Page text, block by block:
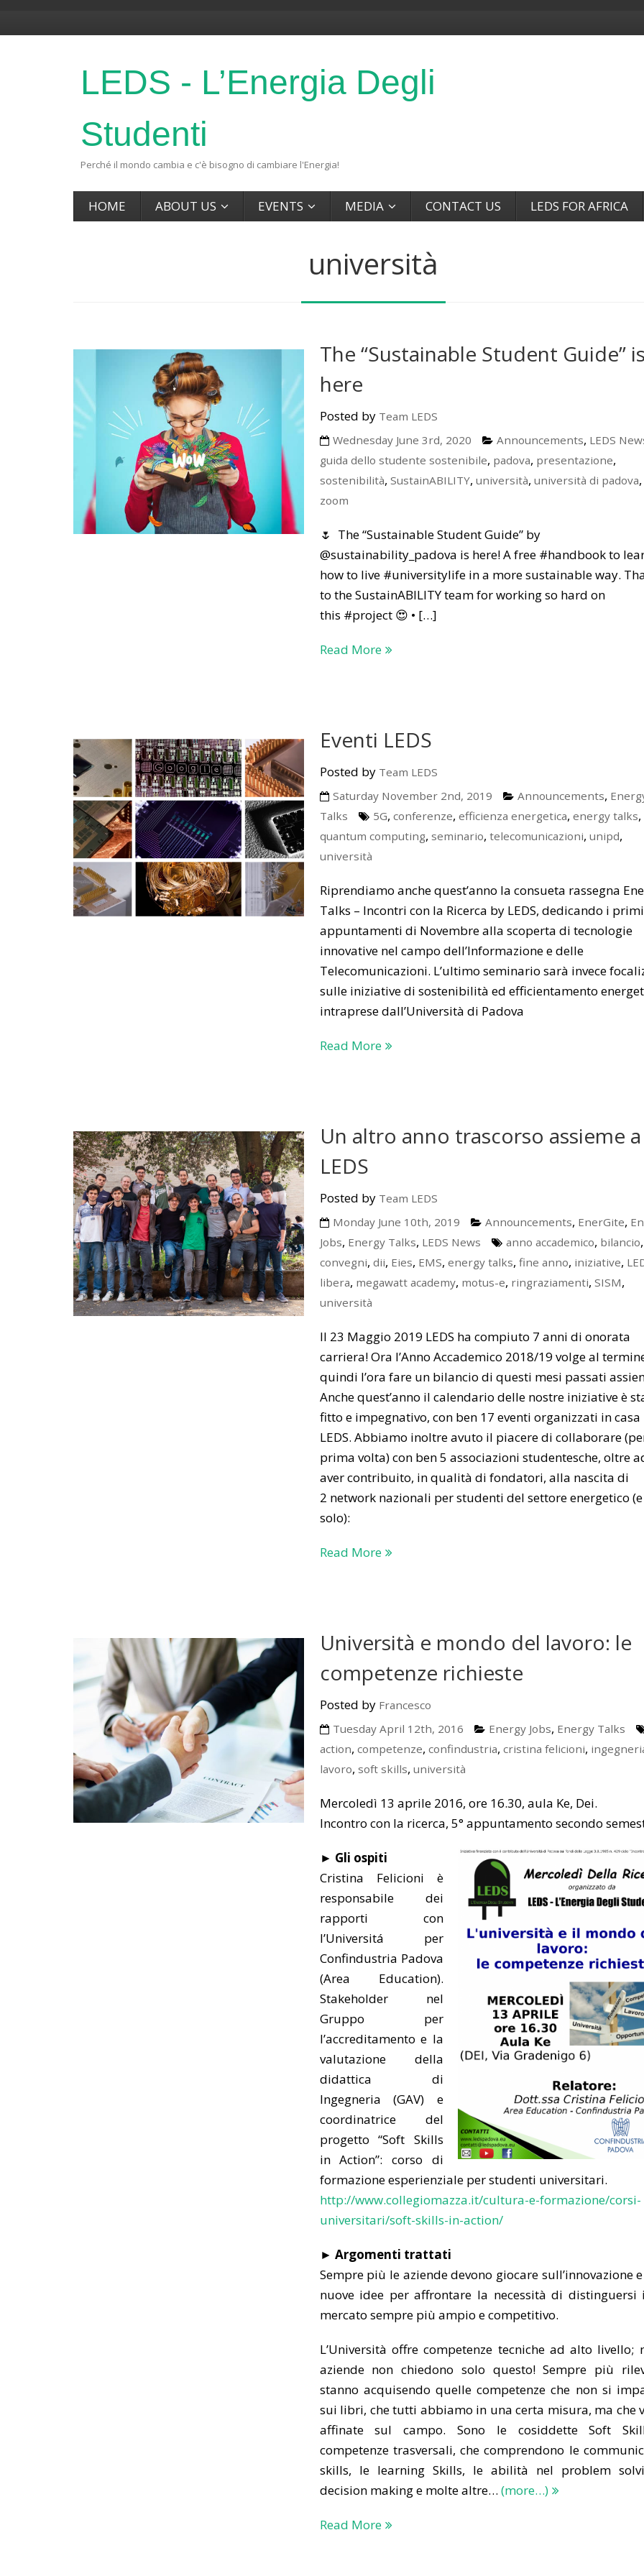
LEDS - L’Energia Degli
Studenti
Perché il mondo cambia e c'è bisogno di cambiare l'Energia!
HOME ABOUT US EVENTS MEDIA CONTACT US LEDS FOR AFRICA
università
The “Sustainable Student Guide” is
here
Posted by Team LEDS
Wednesday June 3rd, 2020
Announcements, LEDS
guida dello studente sostenibile, padova, presentazione,
sostenibilità, SustainABILITY, università, università di padova,
zoom
🌷 The “Sustainable Student Guide” by
@sustainability_padova is here! A free #handbook to
how to live #universitylife in a more sustainable way.
to the SustainABILITY team for working so hard on
this #project 😍 • […]
Read More
Eventi LEDS
Posted by Team LEDS
Saturday November 2nd, 2019
Announcements,
Talks
5G, conferenze, efficienza energetica, energy talks,
quantum computing, seminario, telecomunicazioni, unipd,
università
Riprendiamo anche quest’anno la consueta rassegna
Talks – Incontri con la Ricerca by LEDS, dedicando i
appuntamenti di Novembre alla scoperta di tecnologie
innovative nel campo dell’Informazione e delle
Telecomunicazioni. L’ultimo seminario sarà invece
sulle iniziative di sostenibilità ed efficientamento
intraprese dall’Università di Padova
Read More
Un altro anno trascorso assieme a
LEDS
Posted by Team LEDS
Monday June 10th, 2019
Announcements, EnerGite,
Jobs, Energy Talks, LEDS News anno accademico, bilancio,
convegni, dii, Eies, EMS, energy talks, fine anno, iniziative,
libera, megawatt academy, motus-e, ringraziamenti, SISM,
università
Il 23 Maggio 2019 LEDS ha compiuto 7 anni di onorata
carriera! Ora l’Anno Accademico 2018/19 volge al
quindi l’ora fare un bilancio di questi mesi passati
Anche quest’anno il calendario delle nostre iniziative è
fitto e impegnativo, con ben 17 eventi organizzati in casa
LEDS. Abbiamo inoltre avuto il piacere di collaborare
prima volta) con ben 5 associazioni studentesche, oltre
aver contribuito, in qualità di fondatori, alla nascita di
2 network nazionali per studenti del settore energetico
solo):
Read More
Università e mondo del lavoro: le
competenze richieste
Posted by Francesco
Tuesday April 12th, 2016
Energy Jobs, Energy Talks
action, competenze, confindustria, cristina felicioni,
lavoro, soft skills, università
Mercoledì 13 aprile 2016, ore 16.30, aula Ke, Dei.
Incontro con la ricerca, 5° appuntamento secondo
► Gli ospiti
Cristina Felicioni è
responsabile dei
rapporti con
l’Universitá per
Confindustria Padova
(Area Education).
Stakeholder nel
Gruppo per
l’accreditamento e la
valutazione della
didattica di
Ingegneria (GAV) e
coordinatrice del
progetto “Soft Skills
in Action”: corso di
formazione esperienziale per studenti universitari.
http://www.collegiomazza.it/cultura-e-formazione/corsi-
universitari/soft-skills-in-action/
► Argomenti trattati
Sempre più le aziende devono giocare sull’innovazione
nuove idee per affrontare la necessità di distinguersi
mercato sempre più ampio e competitivo.
L’Università offre competenze tecniche ad alto livello;
aziende non chiedono solo questo! Sempre più
stanno acquisendo quelle competenze che non si
sui libri, che tutti abbiamo in una certa misura, ma che
affinate sul campo. Sono le cosiddette Soft
competenze trasversali, che comprendono le
skills, le learning Skills, le abilità nel problem
decision making e molte altre… (more…)
Read More